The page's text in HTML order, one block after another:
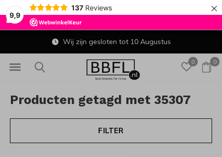
9,9
137 Reviews ×
0 0
Wij zijn gesloten tot 10 Augustus
Producten getagd met 35307
FILTER